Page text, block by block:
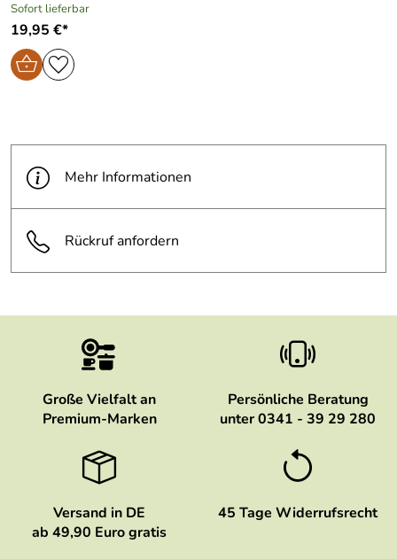
Sofort lieferbar
19,95 €*
Mehr Informationen
Rückruf anfordern
Große Vielfalt an
Premium-Marken
Persönliche Beratung
unter 0341 - 39 29 280
Versand in DE
ab 49,90 Euro gratis
45 Tage Widerrufsrecht